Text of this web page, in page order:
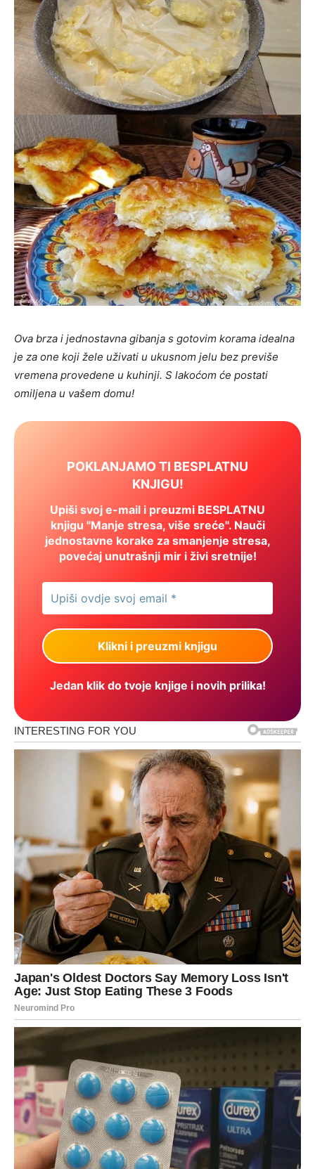
Ova brza i jednostavna gibanja s gotovim korama idealna
je za one koji žele uživati u ukusnom jelu bez previše
vremena provedene u kuhinji. S lakoćom će postati
omiljena u vašem domu!
POKLANJAMO TI BESPLATNU
KNJIGU!
Upiši svoj e-mail i preuzmi BESPLATNU
knjigu "Manje stresa, više sreće". Nauči
jednostavne korake za smanjenje stresa,
povećaj unutrašnji mir i živi sretnije!
Jedan klik do tvoje knjige i novih prilika!